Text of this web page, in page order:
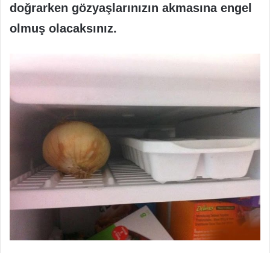
doğrarken gözyaşlarınızın akmasına engel
olmuş olacaksınız.